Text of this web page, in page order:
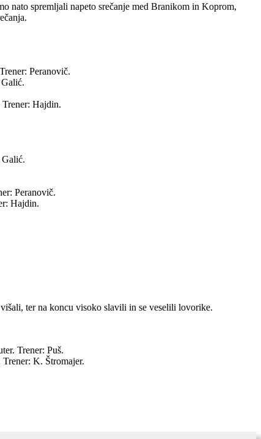
nato spremljali napeto srečanje med Branikom in Koprom,
Peranovič.
Hajdin.
Peranovič.
Hajdin.
ter na koncu visoko slavili in se veselili lovorike.
Trener: Puš.
K. Štromajer.